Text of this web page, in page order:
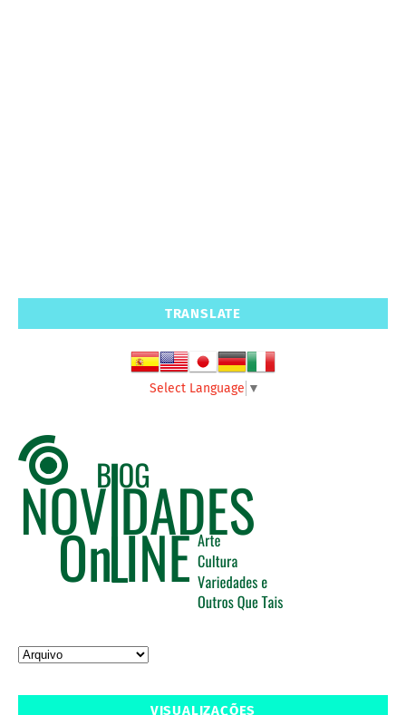
TRANSLATE
Select Language ▼
VISUALIZAÇÕES